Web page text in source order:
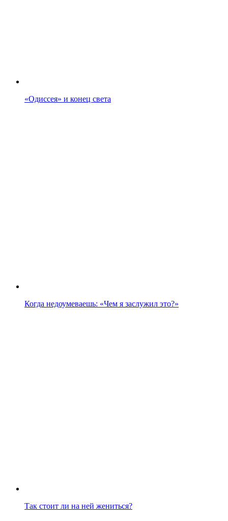
«Одиссея» и конец света
Когда недоумеваешь: «Чем я заслужил это?»
Так стоит ли на ней жениться?